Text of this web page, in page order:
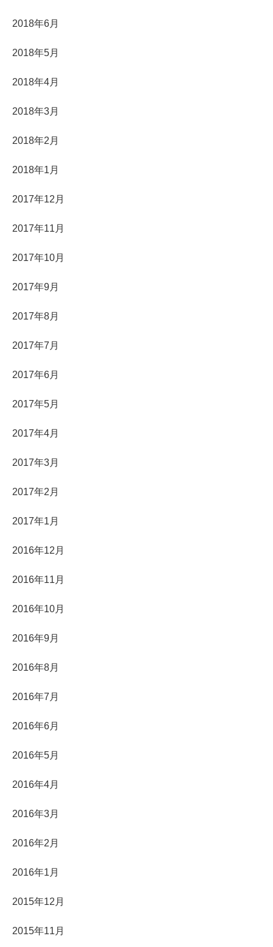
2018年6月
2018年5月
2018年4月
2018年3月
2018年2月
2018年1月
2017年12月
2017年11月
2017年10月
2017年9月
2017年8月
2017年7月
2017年6月
2017年5月
2017年4月
2017年3月
2017年2月
2017年1月
2016年12月
2016年11月
2016年10月
2016年9月
2016年8月
2016年7月
2016年6月
2016年5月
2016年4月
2016年3月
2016年2月
2016年1月
2015年12月
2015年11月